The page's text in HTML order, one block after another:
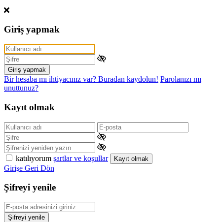
Giriş yapmak
Giriş yapmak
Bir hesaba mı ihtiyacınız var? Buradan kaydolun! Parolanızı mı
unuttunuz?
Kayıt olmak
katılıyorum şartlar ve koşullar Kayıt olmak
Girişe Geri Dön
Şifreyi yenile
Şifreyi yenile